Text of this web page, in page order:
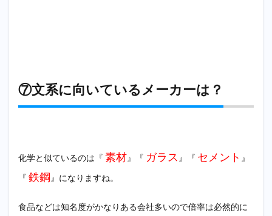
⑦文系に向いているメーカーは？
化学と似ているのは『 素材』『 ガラス 』『 セメント 』
『 鉄鋼 』になりますね。
食品などは知名度がかなりある会社多いので倍率は必然的に